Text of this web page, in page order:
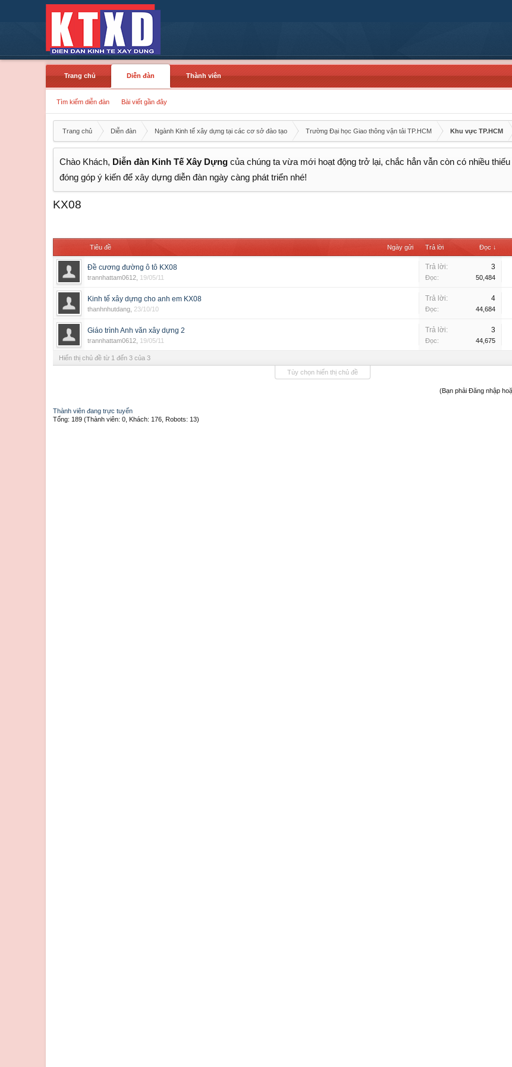
Trang chủ
Diễn đàn
Tìm kiếm diễn đàn Bài viết gần đây
Thành viên
Trang chủ Diễn đàn Ngành Kinh tế xây dựng tại các cơ sở đào tạo Trường Đại học Giao thông vận tải TP.HCM Khu vực TP.HCM
Chào Khách, Diễn đàn Kinh Tế Xây Dựng của chúng ta vừa mới hoạt động trở lại, chắc hẳn vẫn còn có nhiều
đóng góp ý kiến để xây dựng diễn đàn ngày càng phát triển nhé!
KX08
Tiêu đề Ngày gửi Trả lời Đọc ↓
Đề cương đường ô tô KX08
trannhattam0612 19/05/11
Trả lời: 3
Đọc: 50,484
Kinh tế xây dựng cho anh em KX08
thanhnhutdang 23/10/10
Trả lời: 4
Đọc: 44,684
Giáo trình Anh văn xây dựng 2
trannhattam0612 19/05/11
Trả lời: 3
Đọc: 44,675
Hiển thị chủ đề từ 1 đến 3 của 3
Tùy chọn hiển thị chủ đề
(Bạn phải Đăng nhập
Thành viên đang trực tuyến
Tổng: 189 (Thành viên: 0, Khách: 176, Robots: 13)